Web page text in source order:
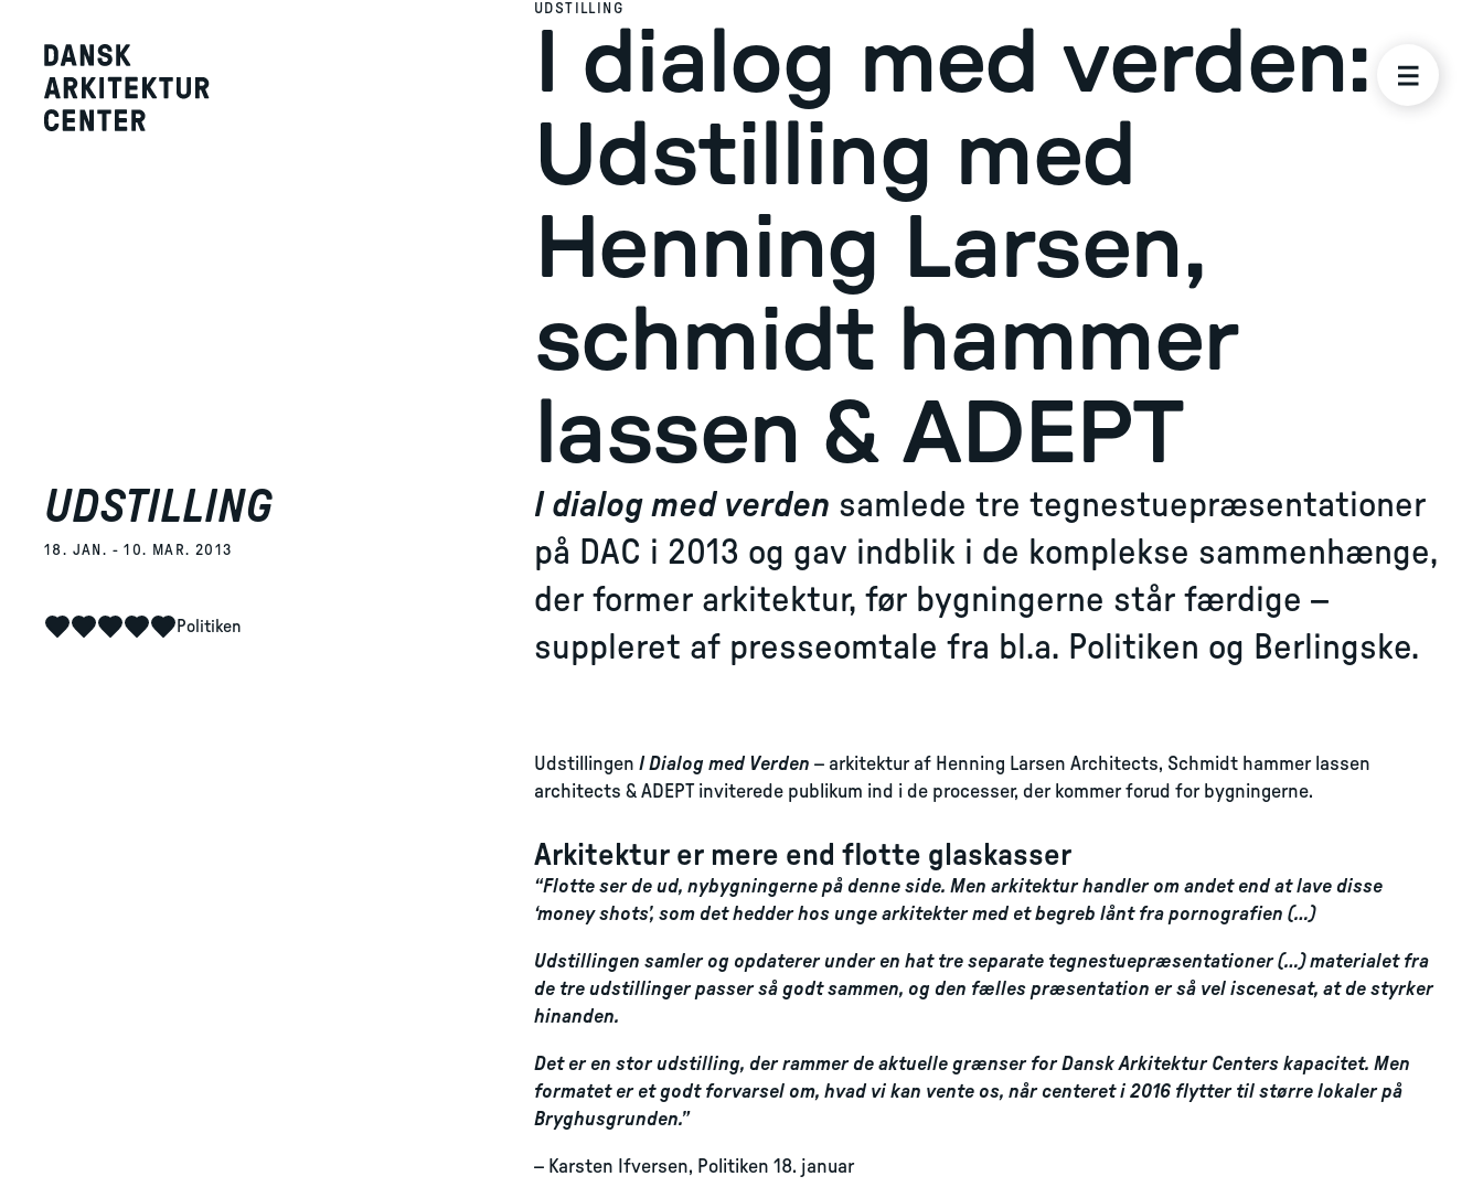
UDSTILLING
I dialog med verden:
Udstilling med
Henning Larsen,
schmidt hammer
lassen & ADEPT
UDSTILLING
18. JAN. - 10. MAR. 2013
Politiken
I dialog med verden samlede tre tegnestuepræsentationer
på DAC i 2013 og gav indblik i de komplekse sammenhænge,
der former arkitektur, før bygningerne står færdige –
suppleret af presseomtale fra bl.a. Politiken og Berlingske.
Udstillingen I Dialog med Verden – arkitektur af Henning Larsen Architects, Schmidt hammer lassen
architects & ADEPT inviterede publikum ind i de processer, der kommer forud for bygningerne.
Arkitektur er mere end flotte glaskasser
“Flotte ser de ud, nybygningerne på denne side. Men arkitektur handler om andet end at lave disse
‘money shots’, som det hedder hos unge arkitekter med et begreb lånt fra pornografien (…)
Udstillingen samler og opdaterer under en hat tre separate tegnestuepræsentationer (…) materialet fra
de tre udstillinger passer så godt sammen, og den fælles præsentation er så vel iscenesat, at de styrker
hinanden.
Det er en stor udstilling, der rammer de aktuelle grænser for Dansk Arkitektur Centers kapacitet. Men
formatet er et godt forvarsel om, hvad vi kan vente os, når centeret i 2016 flytter til større lokaler på
Bryghusgrunden.”
– Karsten Ifversen, Politiken 18. januar